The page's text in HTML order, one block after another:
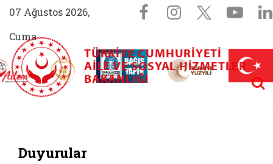
07 Ağustos 2026,
Cuma
Sosyal
Facebook
Instagram
X
Aile (yeni sekmede açılır)
AİLEM İletişim Merkezi (yeni sekmede açılır)
Aile ve Nüfus On Yılı (yeni sekmede açılır)
Darülaceze bağış sayfası (yeni
TÜRKIYE CUMHURIYETI
AILE VE SOSYAL HIZMETLER
BAKANLIĞI
Duyurular